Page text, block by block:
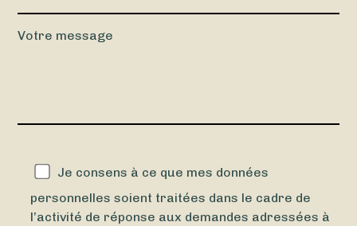
Votre message
laisser
champ
Je consens à ce que mes données
personnelles soient traitées dans le cadre de
l’activité de réponse aux demandes adressées à